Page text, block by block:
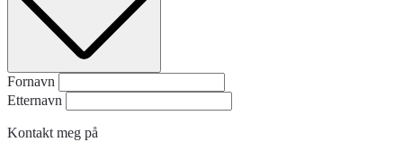
Fornavn
Etternavn
Kontakt meg på